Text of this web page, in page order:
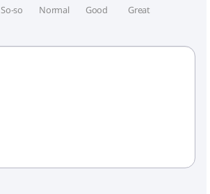
So-so Normal Good Great